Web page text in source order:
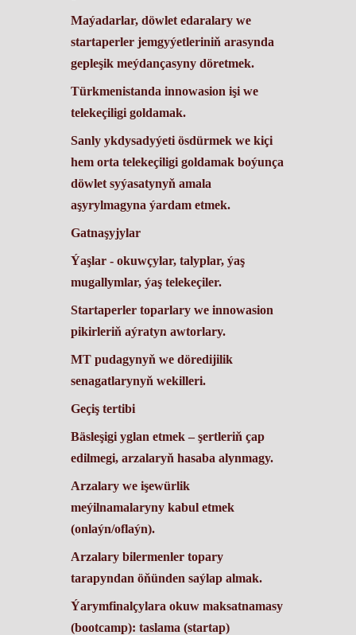
Maýadarlar, döwlet edaralary we
startaperler jemgyýetleriniň arasynda
gepleşik meýdançasyny döretmek.
Türkmenistanda innowasion işi we
telekeçiligi goldamak.
Sanly ykdysadyýeti ösdürmek we kiçi
hem orta telekeçiligi goldamak boýunça
döwlet syýasatynyň amala
aşyrylmagyna ýardam etmek.
Gatnaşyjylar
Ýaşlar - okuwçylar, talyplar, ýaş
mugallymlar, ýaş telekeçiler.
Startaperler toparlary we innowasion
pikirleriň aýratyn awtorlary.
MT pudagynyň we döredijilik
senagatlarynyň wekilleri.
Geçiş tertibi
Bäsleşigi yglan etmek – şertleriň çap
edilmegi, arzalaryň hasaba alynmagy.
Arzalary we işewürlik
meýilnamalaryny kabul etmek
(onlaýn/oflaýn).
Arzalary bilermenler topary
tarapyndan öňünden saýlap almak.
Ýarymfinalçylara okuw maksatnamasy
(bootcamp): taslama (startap)